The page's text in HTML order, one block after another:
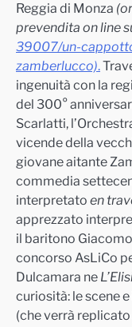
Reggia di Monza
prevendita on line
39007/un-
zamberlucco).Tra
ingenuità con la
del 300°
Scarlatti,
vicende della
giovane aitante
commedia
interpretato en
apprezzato
il baritono
concorso AsLiCo
Dulcamara ne
curiosità: le scene
(che verrà